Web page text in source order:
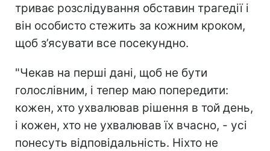
триває розслідування обставин трагедії і
він особисто стежить за кожним кроком,
щоб з’ясувати все посекундно.
"Чекав на перші дані, щоб не бути
голослівним, і тепер маю попередити:
кожен, хто ухвалював рішення в той день,
і кожен, хто не ухвалював їх вчасно, - усі
понесуть відповідальність. Ніхто не